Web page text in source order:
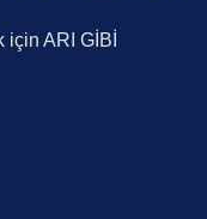
için ARI GİBİ